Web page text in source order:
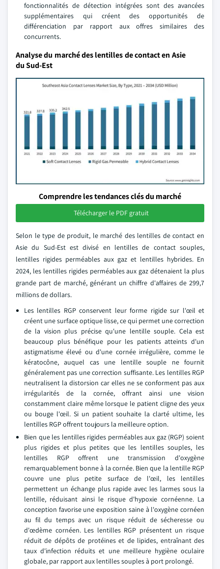
fonctionnalités de détection intégrées sont des avancées
supplémentaires qui créent des opportunités de
différenciation par rapport aux offres similaires des
concurrents.
Analyse du marché des lentilles de contact en Asie
du Sud-Est
Comprendre les tendances clés du marché
Télécharger le PDF gratuit
Selon le type de produit, le marché des lentilles de contact en
Asie du Sud-Est est divisé en lentilles de contact souples,
lentilles rigides perméables aux gaz et lentilles hybrides. En
2024, les lentilles rigides perméables aux gaz détenaient la plus
grande part de marché, générant un chiffre d'affaires de 299,7
millions de dollars.
Les lentilles RGP conservent leur forme rigide sur l'œil et
créent une surface optique lisse, ce qui permet une correction
de la vision plus précise qu'une lentille souple. Cela est
beaucoup plus bénéfique pour les patients atteints d'un
astigmatisme élevé ou d'une cornée irrégulière, comme le
kératocône, auquel cas une lentille souple ne fournit
généralement pas une correction suffisante. Les lentilles RGP
neutralisent la distorsion car elles ne se conforment pas aux
irrégularités de la cornée, offrant ainsi une vision
constamment claire même lorsque le patient cligne des yeux
ou bouge l'œil. Si un patient souhaite la clarté ultime, les
lentilles RGP offrent toujours la meilleure option.
Bien que les lentilles rigides perméables aux gaz (RGP) soient
plus rigides et plus petites que les lentilles souples, les
lentilles RGP offrent une transmission d'oxygène
remarquablement bonne à la cornée. Bien que la lentille RGP
couvre une plus petite surface de l'œil, les lentilles
permettent un échange plus rapide avec les larmes sous la
lentille, réduisant ainsi le risque d'hypoxie cornéenne. La
conception favorise une exposition saine à l'oxygène cornéen
au fil du temps avec un risque réduit de sécheresse ou
d'œdème cornéen. Les lentilles RGP présentent un risque
réduit de dépôts de protéines et de lipides, entraînant des
taux d'infection réduits et une meilleure hygiène oculaire
globale, par rapport aux lentilles souples à port prolongé.